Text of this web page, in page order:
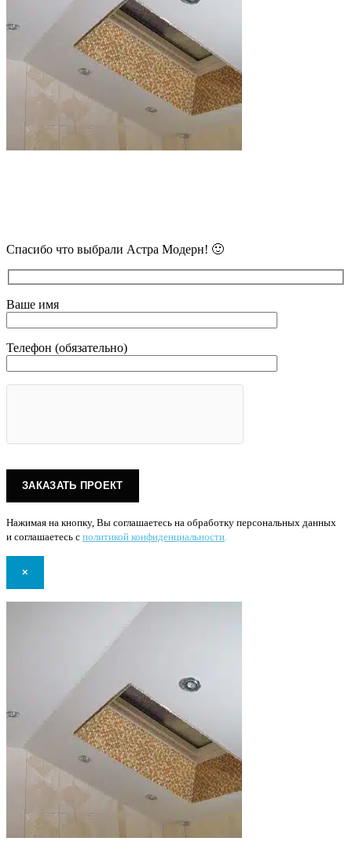
Спасибо что выбрали Астра Модерн! 🙂
Ваше имя
Телефон (обязательно)
Нажимая на кнопку, Вы соглашаетесь на обработку персональных данных
и соглашаетесь с политикой конфиденциальности
×